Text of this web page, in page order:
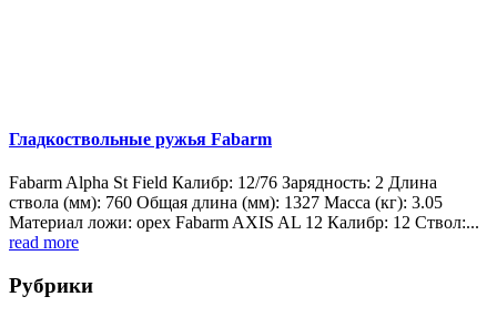
Гладкоствольные ружья Fabarm
Fabarm Alpha St Field Калибр: 12/76 Зарядность: 2 Длина
ствола (мм): 760 Общая длина (мм): 1327 Масса (кг): 3.05
Материал ложи: орех Fabarm AXIS AL 12 Калибр: 12 Ствол:...
read more
Рубрики